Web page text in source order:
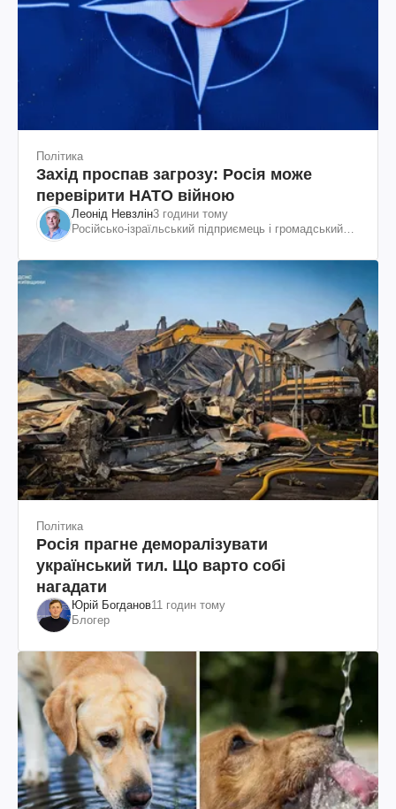
Політика
Захід проспав загрозу: Росія може
перевірити НАТО війною
Леонід Невзлін3 години тому
Російсько-ізраїльський підприємець і громадський
Політика
Росія прагне деморалізувати
український тил. Що варто собі
нагадати
Юрій Богданов11 годин тому
Блогер